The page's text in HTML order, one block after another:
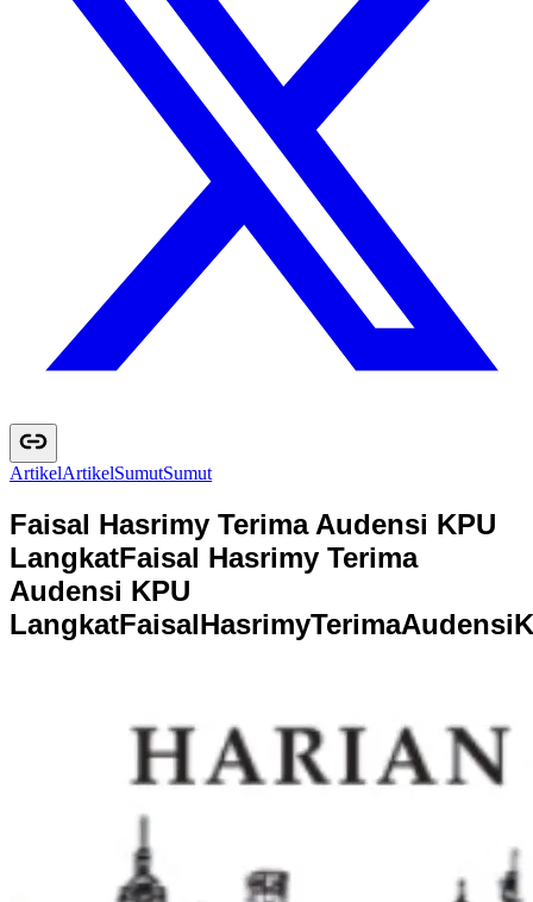
ArtikelArtikelSumutSumut
Faisal Hasrimy Terima Audensi KPU
LangkatFaisal Hasrimy Terima
Audensi KPU
LangkatFaisalHasrimyTerimaAudensiK